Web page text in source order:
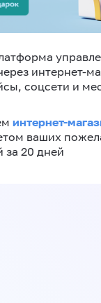
интернет-
соцсети и
интернет-
ваших
за 20 дней